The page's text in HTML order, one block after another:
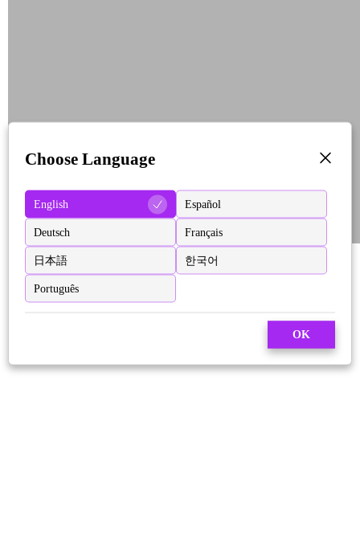
Choose Language
English Español
Deutsch Français
日本語 한국어
Português
OK